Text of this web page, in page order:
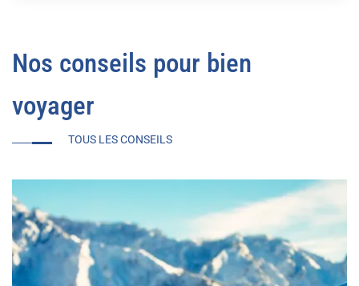
Nos conseils pour bien
voyager
TOUS LES CONSEILS